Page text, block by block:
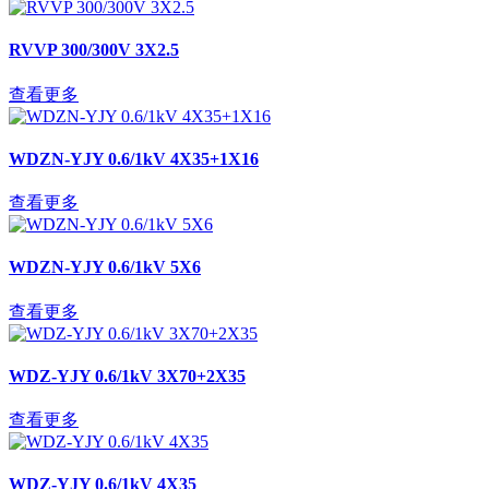
RVVP 300/300V 3X2.5
查看更多
WDZN-YJY 0.6/1kV 4X35+1X16
查看更多
WDZN-YJY 0.6/1kV 5X6
查看更多
WDZ-YJY 0.6/1kV 3X70+2X35
查看更多
WDZ-YJY 0.6/1kV 4X35